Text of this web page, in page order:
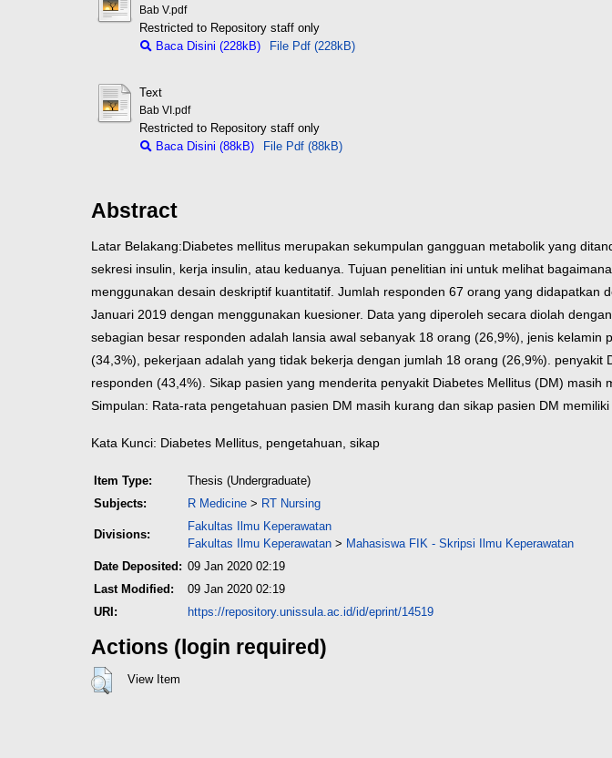
Bab V.pdf
Restricted to Repository staff only
Baca Disini (228kB)
File Pdf (228kB)
Text
Bab VI.pdf
Restricted to Repository staff only
Baca Disini (88kB)
File Pdf (88kB)
Abstract
Latar Belakang:Diabetes mellitus merupakan sekumpulan gangguan metabolik yang
sekresi insulin, kerja insulin, atau keduanya. Tujuan penelitian ini untuk melihat
menggunakan desain deskriptif kuantitatif. Jumlah responden 67 orang yang
Januari 2019 dengan menggunakan kuesioner. Data yang diperoleh secara diolah
sebagian besar responden adalah lansia awal sebanyak 18 orang (26,9%), jenis
(34,3%), pekerjaan adalah yang tidak bekerja dengan jumlah 18 orang (26,9%).
responden (43,4%). Sikap pasien yang menderita penyakit Diabetes Mellitus (DM)
Simpulan: Rata-rata pengetahuan pasien DM masih kurang dan sikap pasien DM memiliki
Kata Kunci: Diabetes Mellitus, pengetahuan, sikap
Item Type:
Thesis (Undergraduate)
Subjects:
R Medicine > RT Nursing
Divisions:
Fakultas Ilmu Keperawatan
Fakultas Ilmu Keperawatan > Mahasiswa FIK - Skripsi Ilmu Keperawatan
Date Deposited: 09 Jan 2020 02:19
Last Modified:
09 Jan 2020 02:19
URI:
https://repository.unissula.ac.id/id/eprint/14519
Actions (login required)
View Item